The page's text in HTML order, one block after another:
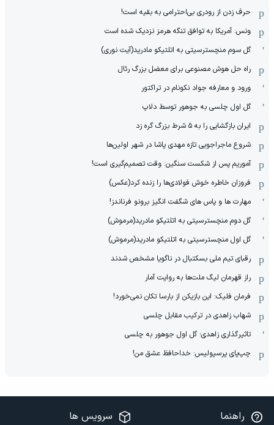
حرف زدن از رودری بی‌احترامی به بقیه است!
ونس: آمریکا به توافق تنگه هرمز نزدیک شده است
گل سوم منچسترسیتی به اتلتیکو مادرید(آیت نوری)
راه حل هوش مصنوعی برای معضل بزرگ رئال
ورود و معارفه جواد نکونام در تراکتور
گل اول چلسی به جوهور توسط دلاپ
ایران بازگشایی را به ۵ شرط بزرگ گره زد
شروع ماجراجویی تازه مهدی پاشا در شهر اولین‌ها
آموریم پس از شکست سنگین: وقت تصمیم‌گیری است!
فروزان خاطره خوش فولادی‌ها را زنده کرد(عکس)
مهارت ها و پاس های شگفت انگیز برونو فرناندز!
گل دوم منچسترسیتی به اتلتیکو مادرید(مرموش)
گل اول منچسترسیتی به اتلتیکو مادرید(مرموش)
رقبای تیم ملی بسکتبال در ناگویا مشخص‌ شدند
راز قهرمان لیگ ملت‌ها به روایت آمار
فرمان فلیک: این بازیکن از بارسا تکان نمی‌خورد!
شهاب زاهدی در ترکیب مقابل چلسی
تاثیرگذاری زاهدی؛ گل اول جوهور به چلسی
چپ‌پای پرسپولیس: خداحافظ عشق من!
راهنما سرویس ها